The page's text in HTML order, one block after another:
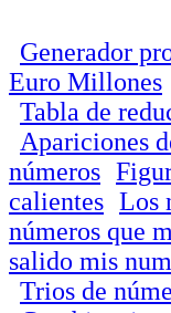
Generador
Euro Millones
Tabla de
Apariciones
números
calientes Los
números que
salido mis
Trios de